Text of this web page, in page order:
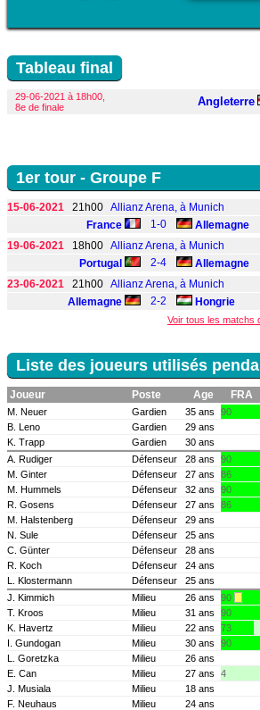
Tableau final
29-06-2021 à 18h00,
8e de finale
Angleterre
1er tour - Groupe F
15-06-2021 21h00 Allianz Arena, à Munich
France
1-0
Allemagne
19-06-2021 18h00 Allianz Arena, à Munich
Portugal
2-4
Allemagne
23-06-2021 21h00 Allianz Arena, à Munich
Allemagne
2-2 Hongrie
Voir tous les matchs
Liste des joueurs utilisés
Joueur Poste Age FRA
M. Neuer Gardien 35 ans 90
B. Leno
Gardien
29 ans
K. Trapp
Gardien
30 ans
A. Rudiger
Défenseur 28 ans 90
M. Ginter
Défenseur 27 ans 86
M. Hummels
Défenseur 32 ans 90
R. Gosens
Défenseur 27 ans 86
M. Halstenberg
Défenseur 29 ans
N. Sule
Défenseur 25 ans
C. Günter
Défenseur
28 ans
R. Koch
Défenseur
24 ans
L. Klostermann
Défenseur
25 ans
J. Kimmich
Milieu 26 ans 90
T. Kroos
Milieu 31 ans 90
K. Havertz
Milieu 22 ans 73
I. Gundogan
Milieu 30 ans 90
L. Goretzka
Milieu 26 ans
E. Can
Milieu 27 ans 4
J. Musiala
Milieu 18 ans
F. Neuhaus
Milieu
24 ans